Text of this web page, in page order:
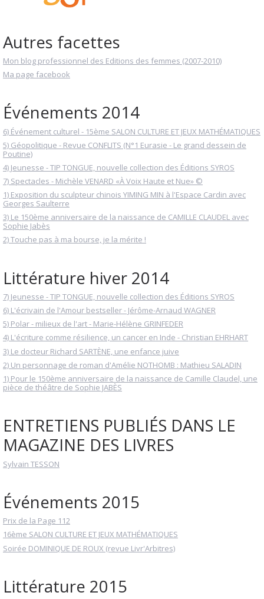
Autres facettes
Mon blog professionnel des Editions des femmes (2007-2010)
Ma page facebook
Événements 2014
6) Événement culturel - 15ème SALON CULTURE ET JEUX MATHÉMATIQUES
5) Géopolitique - Revue CONFLITS (N°1 Eurasie - Le grand dessein de
Poutine)
4) Jeunesse - TIP TONGUE, nouvelle collection des Éditions SYROS
7) Spectacles - Michèle VENARD «À Voix Haute et Nue» ©
1) Exposition du sculpteur chinois YIMING MIN à l'Espace Cardin avec
Georges Saulterre
3) Le 150ème anniversaire de la naissance de CAMILLE CLAUDEL avec
Sophie Jabès
2) Touche pas à ma bourse, je la mérite !
Littérature hiver 2014
7) Jeunesse - TIP TONGUE, nouvelle collection des Éditions SYROS
6) L'écrivain de l'Amour bestseller - Jérôme-Arnaud WAGNER
5) Polar - milieux de l'art - Marie-Hélène GRINFEDER
4) L'écriture comme résilience, un cancer en Inde - Christian EHRHART
3) Le docteur Richard SARTÈNE, une enfance juive
2) Un personnage de roman d'Amélie NOTHOMB : Mathieu SALADIN
1) Pour le 150ème anniversaire de la naissance de Camille Claudel, une
pièce de théâtre de Sophie JABÈS
ENTRETIENS PUBLIÉS DANS LE
MAGAZINE DES LIVRES
Sylvain TESSON
Événements 2015
Prix de la Page 112
16ème SALON CULTURE ET JEUX MATHÉMATIQUES
Soirée DOMINIQUE DE ROUX (revue Livr'Arbitres)
Littérature 2015